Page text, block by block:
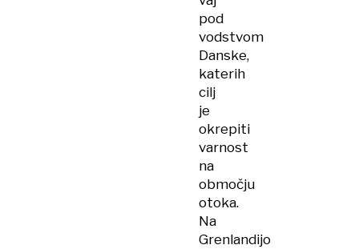
pod
vodstvom
Danske,
katerih
cilj
je
okrepiti
varnost
na
območju
otoka.
Na
Grenlandijo